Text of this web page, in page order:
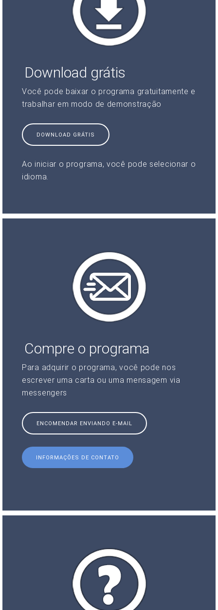
Download grátis
Você pode baixar o programa gratuitamente e
trabalhar em modo de demonstração
DOWNLOAD GRÁTIS
Ao iniciar o programa, você pode selecionar o
idioma.
Compre o programa
Para adquirir o programa, você pode nos
escrever uma carta ou uma mensagem via
messengers
ENCOMENDAR ENVIANDO E-MAIL
INFORMAÇÕES DE CONTATO